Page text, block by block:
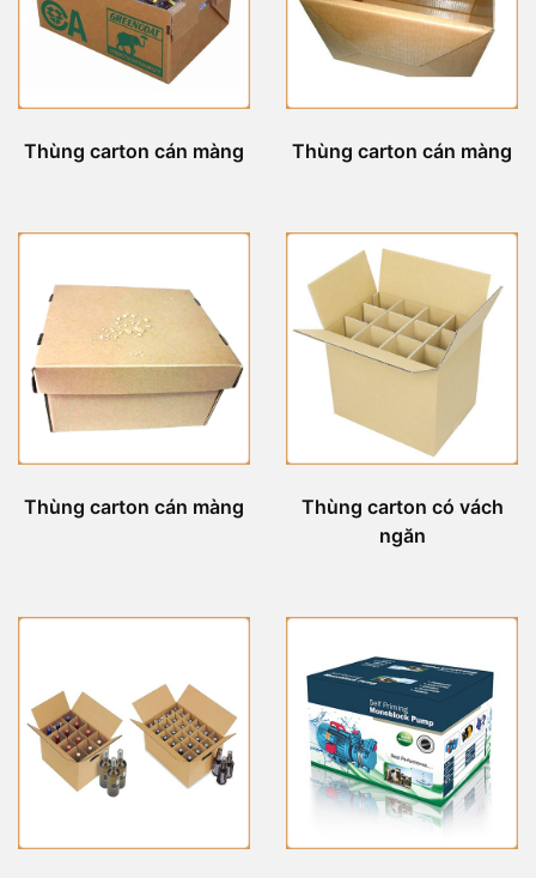
Thùng carton cán màng Thùng carton cán màng
Thùng carton cán màng
Thùng carton có vách
ngăn